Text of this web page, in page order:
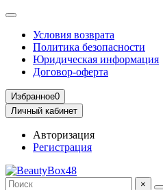
Условия возврата
Политика безопасности
Юридическая информация
Договор-оферта
Избранное0
Личный кабинет
Авторизация
Регистрация
×